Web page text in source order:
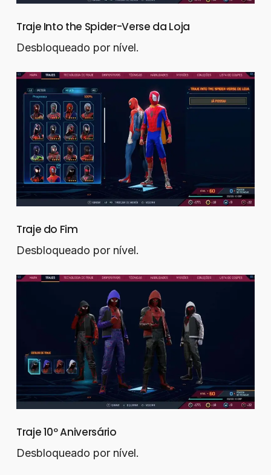
Traje Into the Spider-Verse da Loja
Desbloqueado por nível.
Traje do Fim
Desbloqueado por nível.
Traje 10º Aniversário
Desbloqueado por nível.